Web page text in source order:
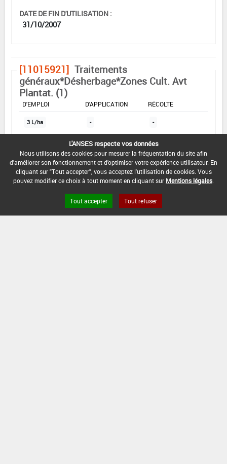
DATE DE FIN D'UTILISATION :
31/10/2007
[11015921] Traitements
généraux*Désherbage*Zones Cult. Avt
Plantat. (1)
DOSE MAX
D'EMPLOI
D'APPLICATION
RÉCOLTE
3 L/ha - -
INTERVALLE MINIMUM ENTRE APPLICATIONS :
-
DATE DE RETRAIT DE L'USAGE :
DATE DE FIN DE DISTRIBUTION :
L'ANSES respecte vos données
Nous utilisons des cookies pour mesurer la fréquentation du site afin
d'améliorer son fonctionnement et d'optimiser votre expérience utilisateur. En
cliquant sur "Tout accepter", vous acceptez l'utilisation de cookies. Vous
pouvez modifier ce choix à tout moment en cliquant sur Mentions légales
Tout accepter Tout refuser